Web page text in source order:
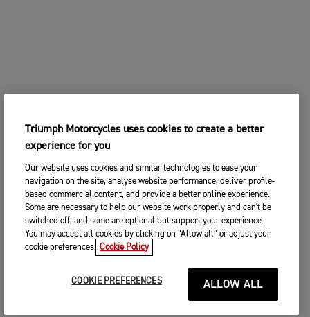
Triumph Motorcycles uses cookies to create a better
experience for you
Our website uses cookies and similar technologies to ease your
navigation on the site, analyse website performance, deliver profile-
based commercial content, and provide a better online experience.
Some are necessary to help our website work properly and can't be
switched off, and some are optional but support your experience.
You may accept all cookies by clicking on “Allow all” or adjust your
cookie preferences. Cookie Policy
COOKIE PREFERENCES ALLOW ALL